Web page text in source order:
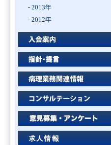
- 2013年
- 2012年